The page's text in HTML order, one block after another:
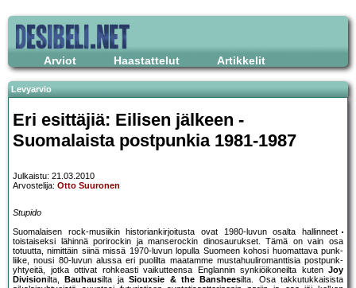
Arviot Haastattelut Artikkelit
Levyarvio
Eri esittäjiä: Eilisen jälkeen -
Suomalaista postpunkia 1981-1987
Julkaistu: 21.03.2010
Arvostelija: Otto Suuronen
Stupido
Suomalaisen rock-musiikin historiankirjoitusta ovat 1980-luvun osalta hallinneet
toistaiseksi lähinnä porirockin ja manserockin dinosaurukset. Tämä on vain osa
totuutta, nimittäin siinä missä 1970-luvun lopulla Suomeen kohosi huomattava punk-
liike, nousi 80-luvun alussa eri puolilta maatamme mustahuuliromanttisia postpunk-
yhtyeitä, jotka ottivat rohkeasti vaikutteensa Englannin synkiöikoneilta kuten Joy
Divisionilta, Bauhausilta jaSiouxsie & the Bansheesilta. Osa takkutukkaisista